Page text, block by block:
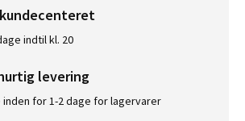
indtil kl. 20
levering
for 1-2 dage for lagervarer